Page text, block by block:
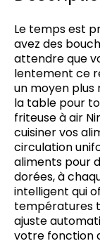
Le temps est
avez des
attendre que
lentement ce
un moyen
la table pour
friteuse à air
cuisiner vos
circulation
aliments pour
dorées, à
intelligent qui
températures
ajuste
votre fonction